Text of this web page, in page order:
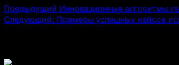
Предыдущий Инновационные алгоритмы
Следующий: Примеры успешных кейсов